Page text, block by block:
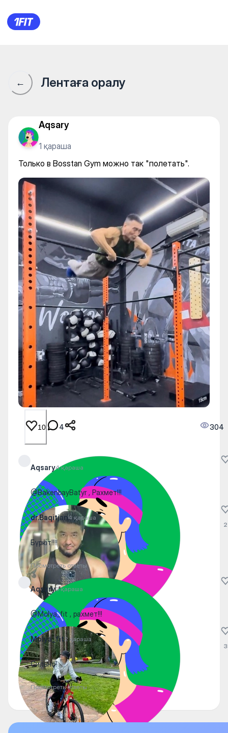
Только в Bosstan Gym
← Лентаға оралу
Aqsary
1 қараша
Только в Bosstan Gym можно так "полетать".
10 4 304
Aqsary4 қараша
@BakenbayBatyr , Рахмет!!!
dr.Baqitjan4 қараша
Бүркіт!!!!
Посмотреть ответы
2
Aqsary3 қараша
@Molya_fit , рахмет!!!
Molya_fit2 қараша
Сильно!
Посмотреть ответы
3